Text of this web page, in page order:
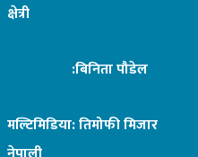
क्षेत्री
:बिनिता पौडेल
मल्टिमिडिया: तिमोफी मिजार